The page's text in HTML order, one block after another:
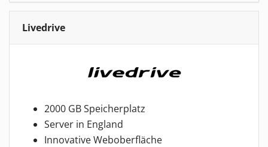
Livedrive
2000 GB Speicherplatz
Server in England
Innovative Weboberfläche